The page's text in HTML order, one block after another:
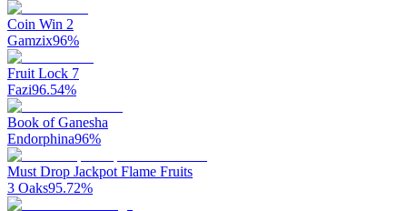
Coin Win 2
Gamzix96%
Fruit Lock 7
Fazi96.54%
Book of Ganesha
Endorphina96%
Must Drop Jackpot Flame Fruits
3 Oaks95.72%